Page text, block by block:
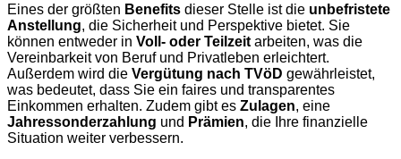
Eines der größten Benefits dieser Stelle ist die unbefristete
Anstellung, die Sicherheit und Perspektive bietet. Sie
können entweder in Voll- oder Teilzeit arbeiten, was die
Vereinbarkeit von Beruf und Privatleben erleichtert.
Außerdem wird die Vergütung nach TVöD gewährleistet,
was bedeutet, dass Sie ein faires und transparentes
Einkommen erhalten. Zudem gibt es Zulagen, eine
Jahressonderzahlung und Prämien, die Ihre finanzielle
Situation weiter verbessern.